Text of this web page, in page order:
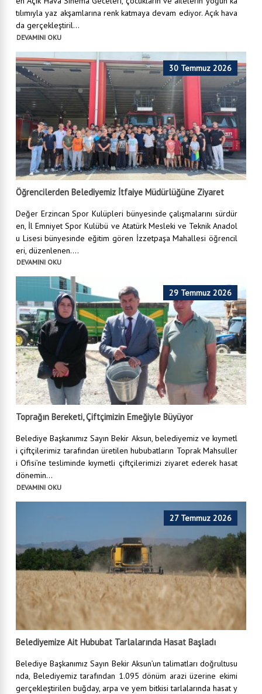
tılımıyla yaz akşamlarına renk katmaya devam ediyor. Açık hava
da gerçekleştiril...
DEVAMINI OKU
30 Temmuz 2026
Öğrencilerden Belediyemiz İtfaiye Müdürlüğüne Ziyaret
Değer Erzincan Spor Kulüpleri bünyesinde çalışmalarını sürdür
en, İl Emniyet Spor Kulübü ve Atatürk Mesleki ve Teknik Anadol
u Lisesi bünyesinde eğitim gören İzzetpaşa Mahallesi öğrencil
eri, düzenlenen....
DEVAMINI OKU
29 Temmuz 2026
Toprağın Bereketi, Çiftçimizin Emeğiyle Büyüyor
Belediye Başkanımız Sayın Bekir Aksun, belediyemiz ve kıymetl
i çiftçilerimiz tarafından üretilen hububatların Toprak Mahsuller
i Ofisi’ne tesliminde kıymetli çiftçilerimizi ziyaret ederek hasat
dönemin...
DEVAMINI OKU
27 Temmuz 2026
Belediyemize Ait Hububat Tarlalarında Hasat Başladı
Belediye Başkanımız Sayın Bekir Aksun’un talimatları doğrultusu
nda, Belediyemiz tarafından 1.095 dönüm arazi üzerine ekimi
gerçekleştirilen buğday, arpa ve yem bitkisi tarlalarında hasat y